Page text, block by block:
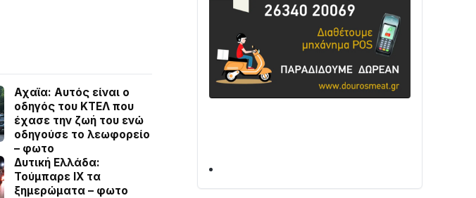
Αχαϊα: Αυτός είναι ο
οδηγός του ΚΤΕΛ που
έχασε την ζωή του ενώ
οδηγούσε το λεωφορείο
– φωτο
Δυτική Ελλάδα:
Τούμπαρε ΙΧ τα
ξημερώματα – φωτο